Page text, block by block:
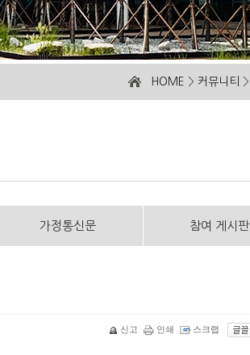
HOME > 커뮤니티 >
가정통신문 참여 게시판
신고 인쇄 스크랩